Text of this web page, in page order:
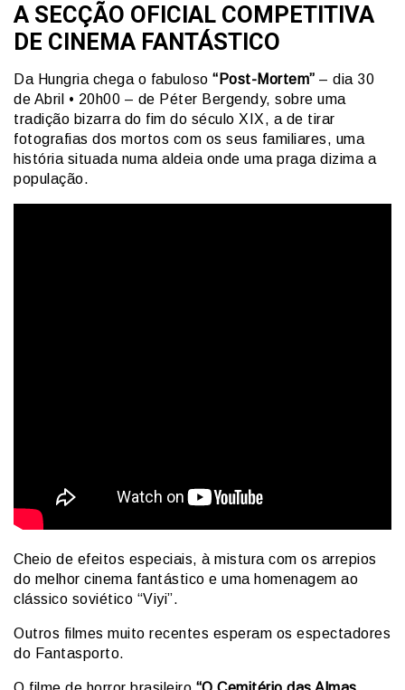
A SECÇÃO OFICIAL COMPETITIVA
DE CINEMA FANTÁSTICO
Da Hungria chega o fabuloso “Post-Mortem” – dia 30
de Abril • 20h00 – de Péter Bergendy, sobre uma
tradição bizarra do fim do século XIX, a de tirar
fotografias dos mortos com os seus familiares, uma
história situada numa aldeia onde uma praga dizima a
população.
Cheio de efeitos especiais, à mistura com os arrepios
do melhor cinema fantástico e uma homenagem ao
clássico soviético “Viyi”.
Outros filmes muito recentes esperam os espectadores
do Fantasporto.